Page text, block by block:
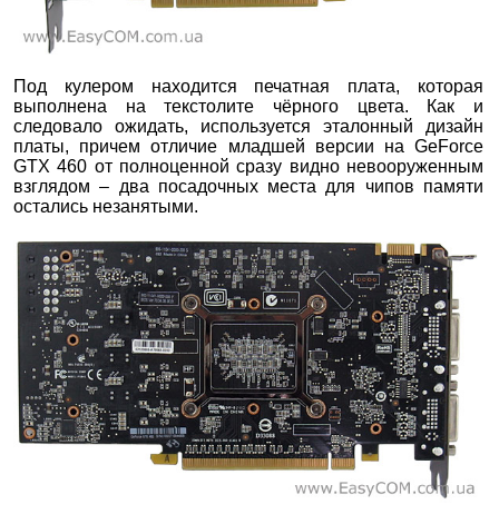
Под кулером находится печатная плата, которая
выполнена на текстолите чёрного цвета. Как и
следовало ожидать, используется эталонный дизайн
платы, причем отличие младшей версии на GeForce
GTX 460 от полноценной сразу видно невооруженным
взглядом – два посадочных места для чипов памяти
остались незанятыми.